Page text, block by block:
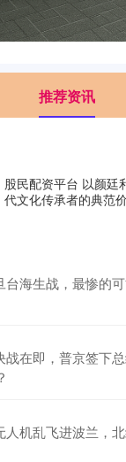
推荐资讯
股民配资平台 以颜廷
代文化传承者的典范
台海生战，最惨的
战在即，普京签下
人机乱飞进波兰，